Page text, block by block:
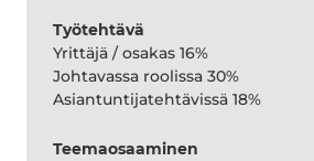
Työtehtävä
Yrittäjä / osakas 16%
Johtavassa roolissa 30%
Asiantuntijatehtävissä 18%
Teemaosaaminen